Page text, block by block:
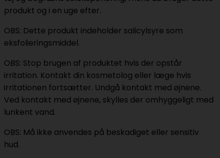
produkt og i en uge efter.
OBS: Dette produkt indeholder salicylsyre som
eksfolieringsmiddel.
OBS: Stop brugen af produktet hvis der opstår
irritation. Kontakt din kosmetolog eller læge hvis
irritationen fortsætter. Undgå kontakt med øjnene.
Ved kontakt med øjnene, skylles der omhyggeligt med
lunkent vand.
OBS: Må ikke anvendes på beskadiget eller sensitiv
hud.